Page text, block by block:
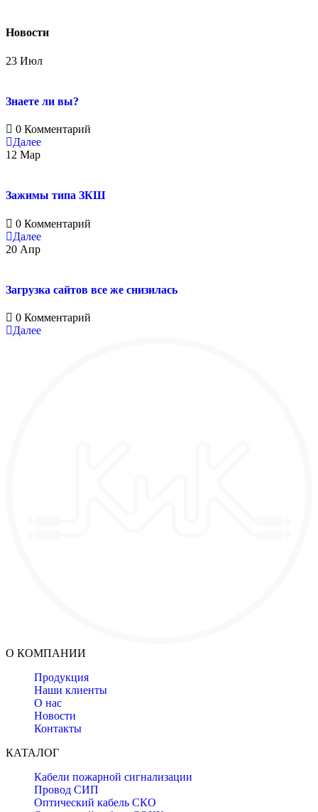
Новости
23 Июл
Знаете ли вы?
0 Комментарий
Далее
12 Мар
Зажимы типа ЗКШ
0 Комментарий
Далее
20 Апр
Загрузка сайтов все же снизилась
0 Комментарий
Далее
О КОМПАНИИ
Продукция
Наши клиенты
О нас
Новости
Контакты
КАТАЛОГ
Кабели пожарной сигнализации
Провод СИП
Оптический кабель СКО